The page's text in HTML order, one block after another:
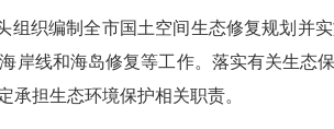
织编制全市国土空间生态修复规划并
岸线和海岛修复等工作。落实有关生态
承担生态环境保护相关职责。